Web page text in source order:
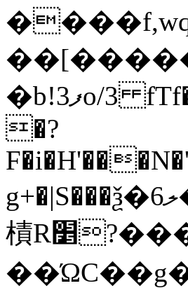
�b!3ފo/3 fTf��BCpԾye�����B}v��1�#R_n�������s�����`�ȆE�j]&f+�����A�G��L���3iۏ�)U_"�ݏ���Š
�?
g+�|S���ѯ�6ލ�B�M6��!.�bE1ե�̴6.Ҽ��L��6�{�[�����a���$��r2�dG8'�:�Fc����j�a��6�o_��N;6
樍R׵?���F�m�nø�� ��F�lH�jڮ|